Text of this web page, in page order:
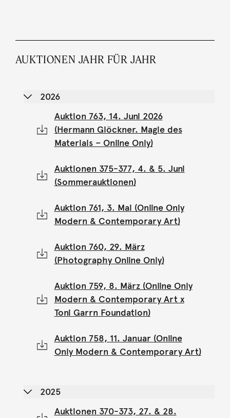
AUKTIONEN JAHR FÜR JAHR
2026
Auktion 763, 14. Juni 2026
(Hermann Glöckner. Magie des
Materials – Online Only)
Auktionen 375-377, 4. & 5. Juni
(Sommerauktionen)
Auktion 761, 3. Mai (Online Only
Modern & Contemporary Art)
Auktion 760, 29. März
(Photography Online Only)
Auktion 759, 8. März (Online Only
Modern & Contemporary Art x
Toni Garrn Foundation)
Auktion 758, 11. Januar (Online
Only Modern & Contemporary Art)
2025
Auktionen 370-373, 27. & 28.